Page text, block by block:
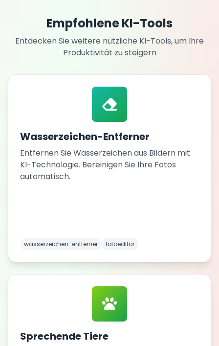
Empfohlene KI-Tools
Entdecken Sie weitere nützliche KI-Tools, um Ihre
Produktivität zu steigern
Wasserzeichen-Entferner
Entfernen Sie Wasserzeichen aus Bildern mit
KI-Technologie. Bereinigen Sie Ihre Fotos
automatisch.
wasserzeichen-entferner fotoeditor
Sprechende Tiere